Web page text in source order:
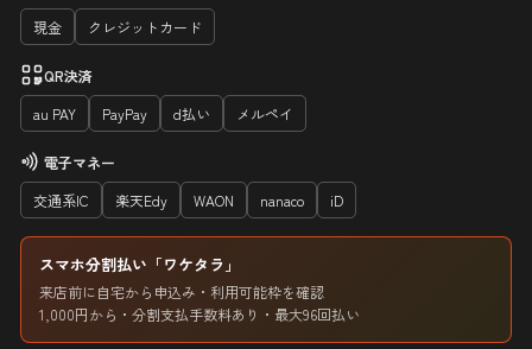
現金
クレジットカード
QR決済
au PAY
PayPay d払い メルペイ
電子マネー
交通系IC
楽天Edy WAON nanaco iD
スマホ分割払い「ワケタラ」
来店前に自宅から申込み・利用可能枠を確認
1,000円から・分割支払手数料あり・最大96回払い